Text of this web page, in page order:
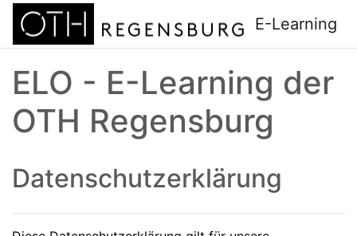
Zum Hauptinhalt
E-Learning
ELO - E-Learning der
OTH Regensburg
Datenschutzerklärung